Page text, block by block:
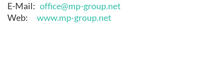
E-Mail: office@mp-group.net
Web: www.mp-group.net